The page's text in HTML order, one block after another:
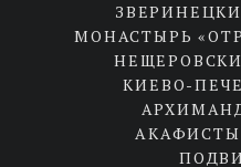
МОНАСТЫРЬ
КИЕВО-